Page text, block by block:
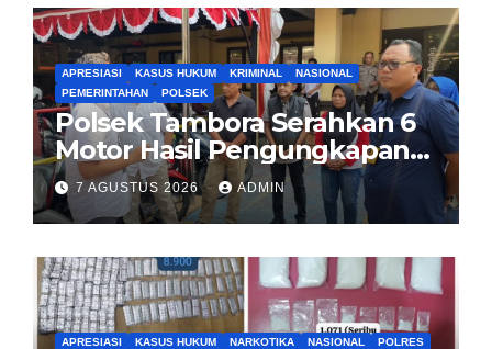
APRESIASI KASUS HUKUM KRIMINAL
NASIONAL
PEMERINTAHAN
POLSEK
Polsek Tambora Serahkan 6
Motor Hasil Pengungkapan
Kasus Curanmor Kepada
Pemilik Yang sah
7 AGUSTUS 2026 ADMIN
APRESIASI KASUS HUKUM NARKOTIKA NASIONAL POLRES